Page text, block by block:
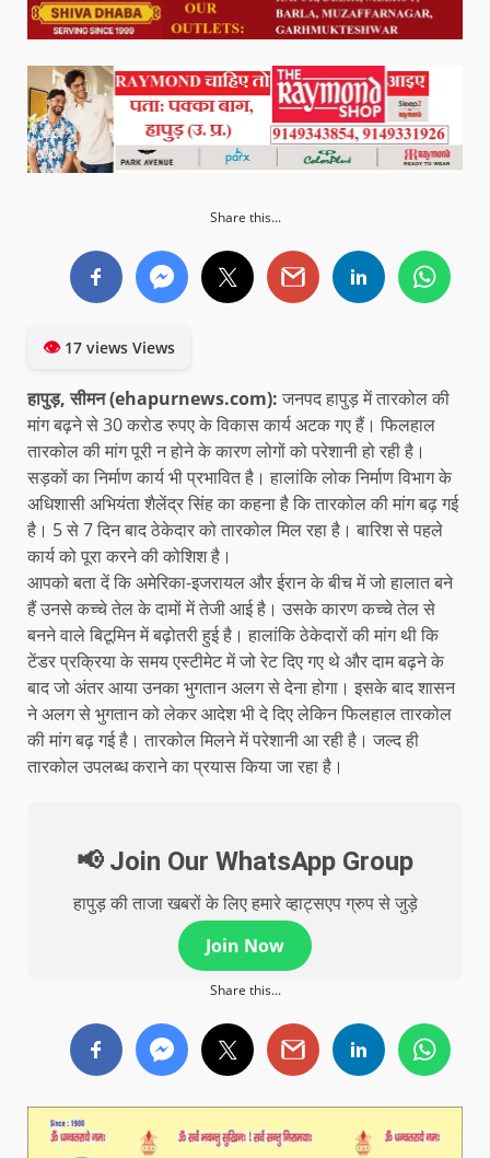
Share this...
👁17 views Views
हापुड़, सीमन (ehapurnews.com): जनपद हापुड़ में तारकोल की
मांग बढ़ने से 30 करोड रुपए के विकास कार्य अटक गए हैं। फिलहाल
तारकोल की मांग पूरी न होने के कारण लोगों को परेशानी हो रही है।
सड़कों का निर्माण कार्य भी प्रभावित है। हालांकि लोक निर्माण विभाग के
अधिशासी अभियंता शैलेंद्र सिंह का कहना है कि तारकोल की मांग बढ़ गई
है। 5 से 7 दिन बाद ठेकेदार को तारकोल मिल रहा है। बारिश से पहले
कार्य को पूरा करने की कोशिश है।
आपको बता दें कि अमेरिका-इजरायल और ईरान के बीच में जो हालात बने
हैं उनसे कच्चे तेल के दामों में तेजी आई है। उसके कारण कच्चे तेल से
बनने वाले बिटूमिन में बढ़ोतरी हुई है। हालांकि ठेकेदारों की मांग थी कि
टेंडर प्रक्रिया के समय एस्टीमेट में जो रेट दिए गए थे और दाम बढ़ने के
बाद जो अंतर आया उनका भुगतान अलग से देना होगा। इसके बाद शासन
ने अलग से भुगतान को लेकर आदेश भी दे दिए लेकिन फिलहाल तारकोल
की मांग बढ़ गई है। तारकोल मिलने में परेशानी आ रही है। जल्द ही
तारकोल उपलब्ध कराने का प्रयास किया जा रहा है।
📢 Join Our WhatsApp Group
हापुड़ की ताजा खबरों के लिए हमारे व्हाट्सएप ग्रुप से जुड़े
Join Now
Share this...